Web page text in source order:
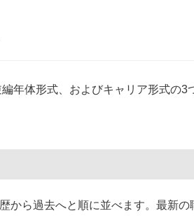
年体形式、およびキャリア形式の
から過去へと順に並べます。最新